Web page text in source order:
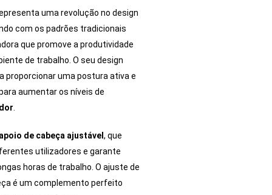
uma revolução no design
com os padrões tradicionais
que promove a produtividade
de trabalho. O seu design
proporcionar uma postura ativa e
aumentar os níveis de
de cabeça ajustável , que
utilizadores e garante
horas de trabalho. O ajuste de
é um complemento perfeito